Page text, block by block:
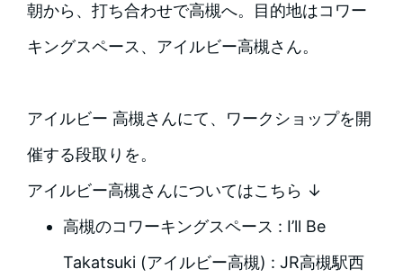
朝から、打ち合わせで高槻へ。目的地はコワー
キングスペース、アイルビー高槻さん。
アイルビー 高槻さんにて、ワークショップを開
催する段取りを。
アイルビー高槻さんについてはこちら ↓
高槻のコワーキングスペース : I’ll Be
Takatsuki (アイルビー高槻) : JR高槻駅西